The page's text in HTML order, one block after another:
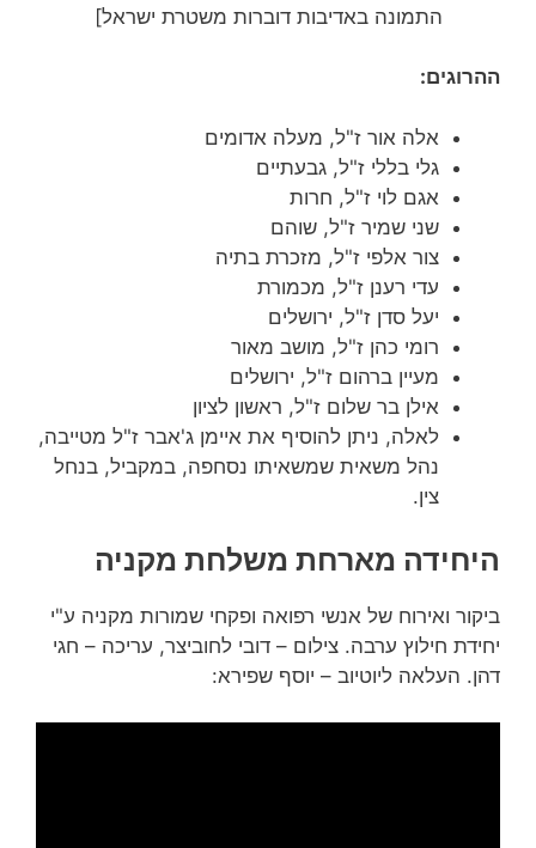
התמונה באדיבות דוברות משטרת ישראל]
ההרוגים:
אלה אור ז"ל, מעלה אדומים
גלי בללי ז"ל, גבעתיים
אגם לוי ז"ל, חרות
שני שמיר ז"ל, שוהם
צור אלפי ז"ל, מזכרת בתיה
עדי רענן ז"ל, מכמורת
יעל סדן ז"ל, ירושלים
רומי כהן ז"ל, מושב מאור
מעיין ברהום ז"ל, ירושלים
אילן בר שלום ז"ל, ראשון לציון
לאלה, ניתן להוסיף את איימן ג'אבר ז"ל מטייבה,
נהל משאית שמשאיתו נסחפה, במקביל, בנחל
צין.
היחידה מארחת משלחת מקניה
ביקור ואירוח של אנשי רפואה ופקחי שמורות מקניה ע"י
יחידת חילוץ ערבה. צילום – דובי לחוביצר, עריכה – חגי
דהן. העלאה ליוטיוב – יוסף שפירא: